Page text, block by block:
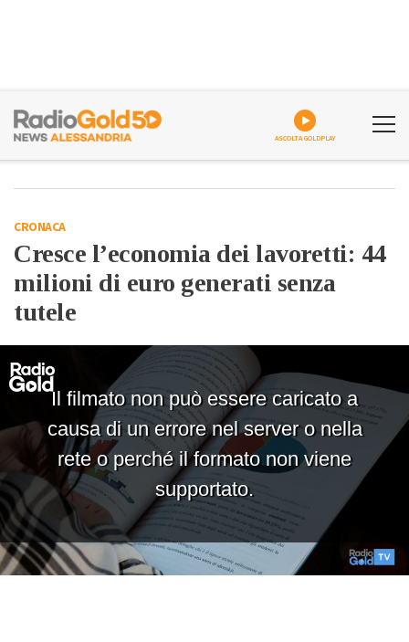
ASCOLTA GOLDPLAY
CRONACA
Cresce l’economia dei lavoretti: 44
milioni di euro generati senza
tutele